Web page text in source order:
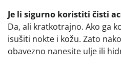
Je li sigurno koristiti čisti
Da, ali kratkotrajno. Ako ga
isušiti nokte i kožu. Zato
obavezno nanesite ulje ili